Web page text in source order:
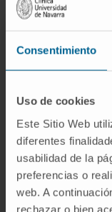
Consentimiento
Uso de cookies
Este Sitio Web
diferentes
usabilidad de la
preferencias o
web. A
rechazar o bien
que el
"aromático"
enlaces
electrónica
andrógeno
¿Es lo
No. La